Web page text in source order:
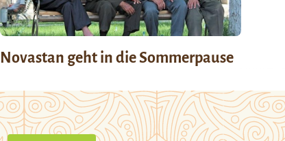
Novastan geht in die Sommerpause